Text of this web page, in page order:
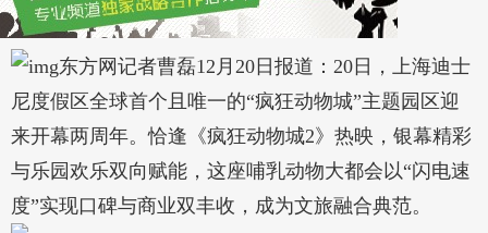
东方网记者曹磊12月20日报道：20日，上海迪士
尼度假区全球首个且唯一的“疯狂动物城”主题园区迎
来开幕两周年。恰逢《疯狂动物城2》热映，银幕精彩
与乐园欢乐双向赋能，这座哺乳动物大都会以“闪电速
度”实现口碑与商业双丰收，成为文旅融合典范。